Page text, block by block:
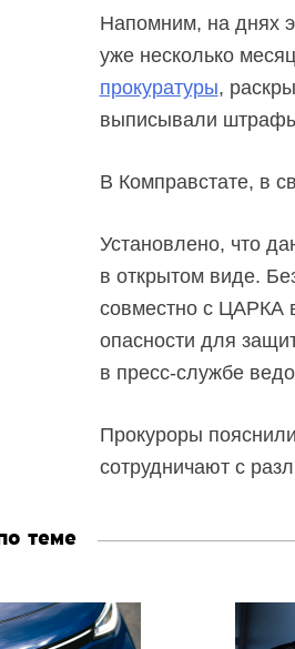
Напомним, на днях
уже несколько
прокуратуры,
выписывали
В Комправстате, в
Установлено, что
в открытом виде.
совместно с ЦАРКА
опасности для
в пресс-службе
Прокуроры
сотрудничают с
теме